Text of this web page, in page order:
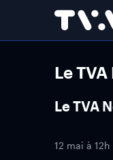
Le
Le TVA
12 mai à 12h